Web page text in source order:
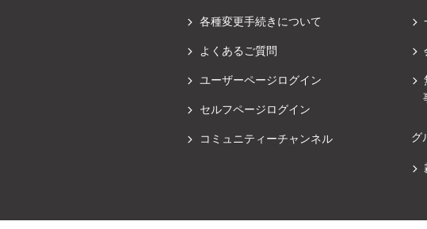
各種変更手続きについて
よくあるご質問
ユーザーページログイン
セルフページログイン
コミュニティーチャンネル グ